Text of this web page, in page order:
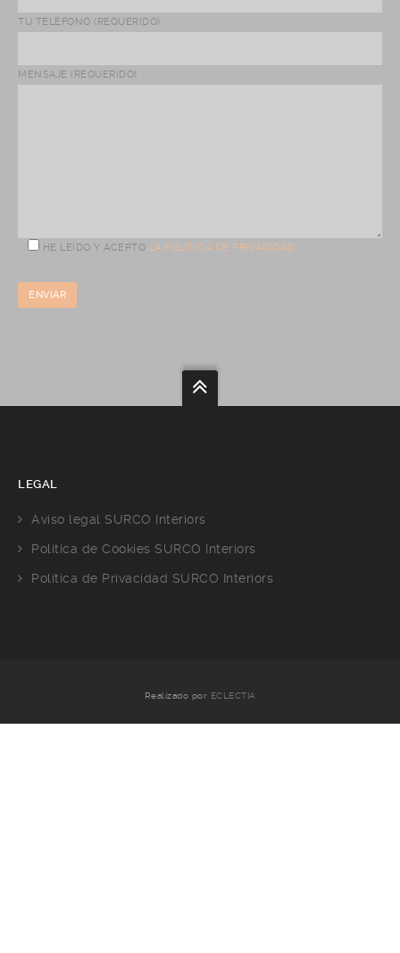
TU TELÉFONO (REQUERIDO)
MENSAJE (REQUERIDO)
HE LEÍDO Y ACEPTO LA POLÍTICA DE PRIVACIDAD
LEGAL
Aviso legal SURCO Interiors
Política de Cookies SURCO Interiors
Política de Privacidad SURCO Interiors
Realizado por ECLECTIA